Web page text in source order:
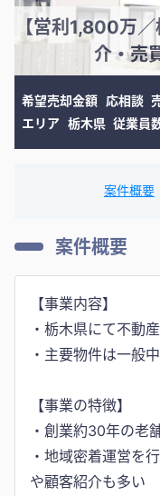
【営利1,800万
介・売
希望売却金額 応相談
エリア 栃木県 従業員
案件概要
案件概要
【事業内容】
・栃木県にて不動
・主要物件は一般
【事業の特徴】
・創業約30年の老
・地域密着運営を
や顧客紹介も多い